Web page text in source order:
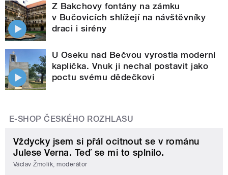
Z Bakchovy fontány na zámku
v Bučovicích shlížejí na návštěvníky
draci i sirény
U Oseku nad Bečvou vyrostla moderní
kaplička. Vnuk ji nechal postavit jako
poctu svému dědečkovi
E-SHOP ČESKÉHO ROZHLASU
Vždycky jsem si přál ocitnout se v románu
Julese Verna. Teď se mi to splnilo.
Václav Žmolík, moderátor